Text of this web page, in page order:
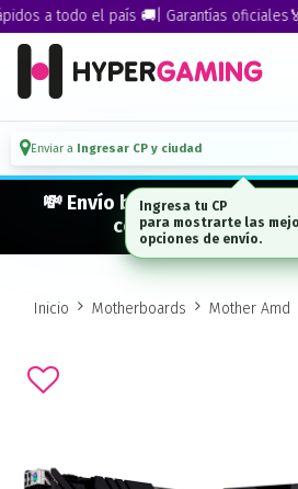
a todo el país 🚚| Garantías oficiales🏅
Enviar a Ingresar CP y ciudad
💸 Envío bonificado a CABA ·
compras desde $
Inicio Motherboards Mother Amd
Ingresa tu CP
para mostrarte las
opciones de envío.